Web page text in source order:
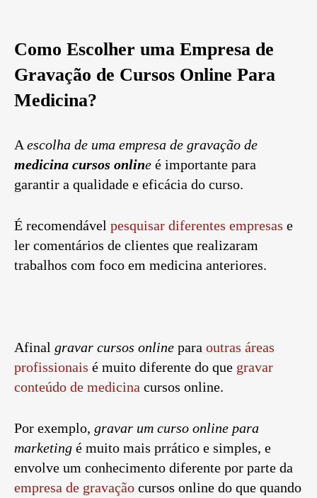
Como Escolher uma Empresa de
Gravação de Cursos Online Para
Medicina?
A escolha de uma empresa de gravação de
medicina cursos online é importante para
garantir a qualidade e eficácia do curso.
É recomendável pesquisar diferentes empresas e
ler comentários de clientes que realizaram
trabalhos com foco em medicina anteriores.
Afinal gravar cursos online para outras áreas
profissionais é muito diferente do que gravar
conteúdo de medicina cursos online.
Por exemplo, gravar um curso online para
marketing é muito mais prrático e simples, e
envolve um conhecimento diferente por parte da
empresa de gravação cursos online do que quando